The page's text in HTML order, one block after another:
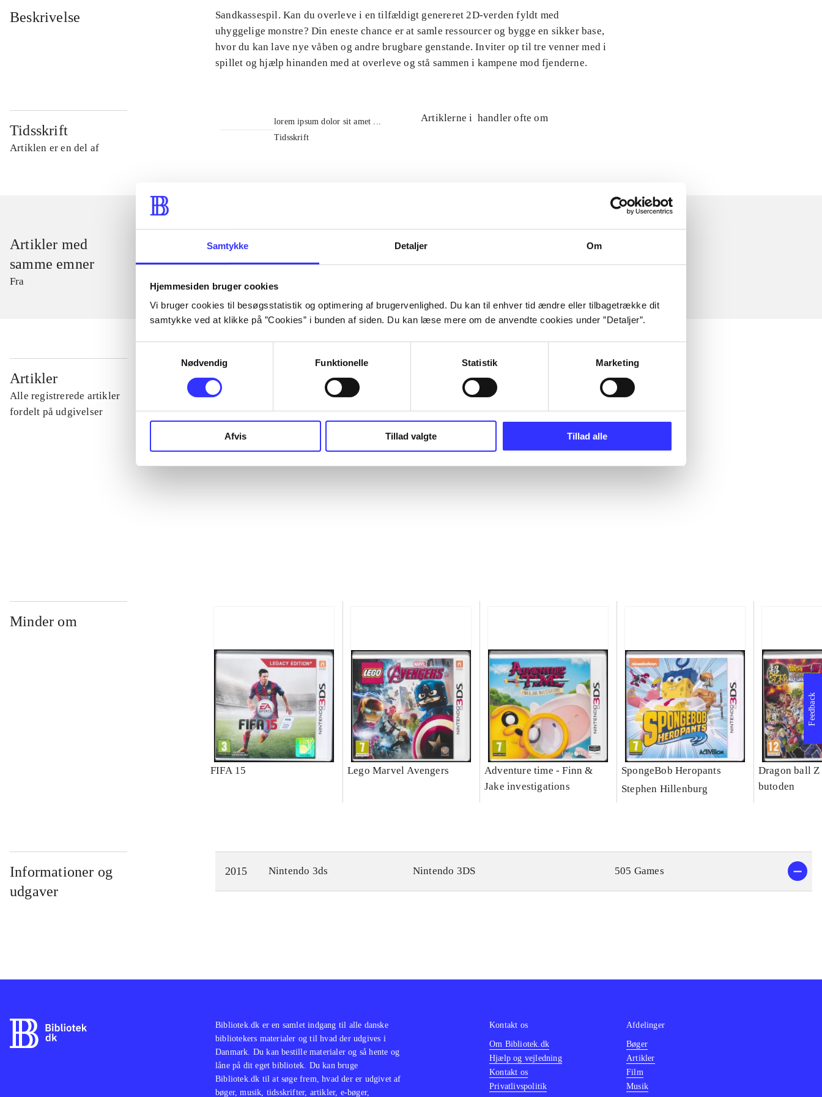
Samtykke Detaljer Om
Hjemmesiden bruger cookies
Vi bruger cookies til besøgsstatistik og optimering af brugervenlighed. Du kan til enhver tid ændre eller tilbagetrække dit
samtykke ved at klikke på ”Cookies” i bunden af siden. Du kan læse mere om de anvendte cookies under ”Detaljer”.
Nødvendig
Funktionelle Statistik Marketing
Afvis Tillad valgte Tillad alle
Beskrivelse
Sandkassespil. Kan du overleve i en tilfældigt genereret 2D-verden fyldt med
uhyggelige monstre? Din eneste chance er at samle ressourcer og bygge en sikker base,
hvor du kan lave nye våben og andre brugbare genstande. Inviter op til tre venner med i
spillet og hjælp hinanden med at overleve og stå sammen i kampene mod fjenderne.
Tidsskrift
Artiklen er en del af
lorem ipsum dolor sit amet ...
Tidsskrift
Artiklerne i handler ofte om
Artikler med
samme emner
Fra
Artikler
Alle registrerede artikler
fordelt på udgivelser
...
...
...
Minder om
FIFA 15 Lego Marvel Avengers
Adventure time - Finn &
Jake investigations
SpongeBob Heropants
Stephen Hillenburg
Dragon ball Z
butoden
Informationer og
udgaver
2015 Nintendo 3ds Nintendo 3DS 505 Games
Feedback
Bibliotek.dk er en samlet indgang til alle danske
bibliotekers materialer og til hvad der udgives i
Danmark. Du kan bestille materialer og så hente og
låne på dit eget bibliotek. Du kan bruge
Bibliotek.dk til at søge frem, hvad der er udgivet af
bøger, musik, tidsskrifter, artikler, e-bøger,
Kontakt os
Om Bibliotek.dk
Hjælp og vejledning
Kontakt os
Privatlivspolitik
Afdelinger
Bøger
Artikler
Film
Musik